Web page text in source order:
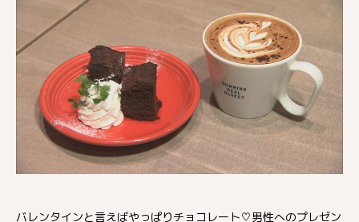
バレンタインと言えばやっぱりチョコレート♡男性へのプレゼン